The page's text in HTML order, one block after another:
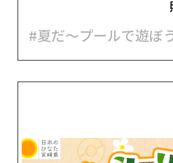
#夏だ～プールで遊ぼ